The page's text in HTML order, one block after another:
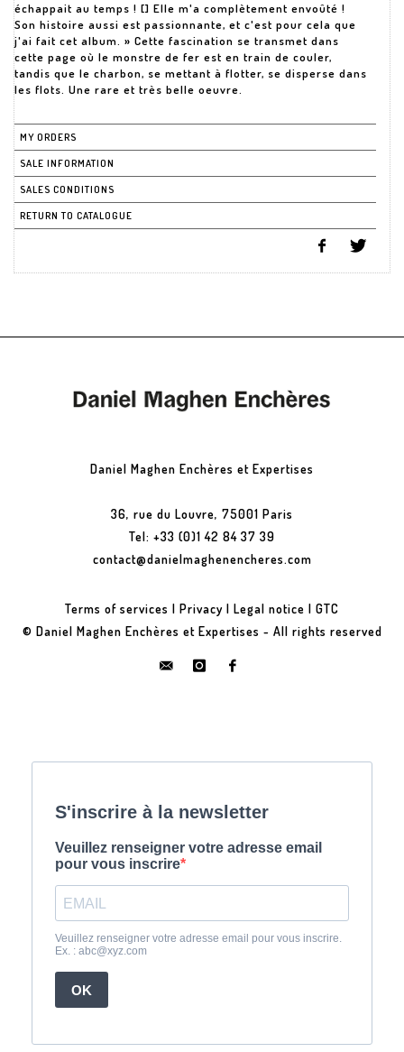
échappait au temps ! [] Elle m'a complètement envoûté !
Son histoire aussi est passionnante, et c'est pour cela que
j'ai fait cet album. » Cette fascination se transmet dans
cette page où le monstre de fer est en train de couler,
tandis que le charbon, se mettant à flotter, se disperse dans
les flots. Une rare et très belle oeuvre.
MY ORDERS
SALE INFORMATION
SALES CONDITIONS
RETURN TO CATALOGUE
Daniel Maghen Enchères et Expertises
36, rue du Louvre, 75001 Paris
Tel: +33 (0)1 42 84 37 39
contact@danielmaghenencheres.com
Terms of services | Privacy | Legal notice | GTC
© Daniel Maghen Enchères et Expertises - All rights reserved